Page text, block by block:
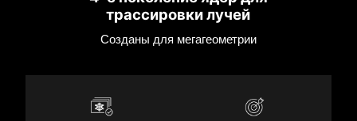
трассировки лучей
Созданы для мегагеометрии